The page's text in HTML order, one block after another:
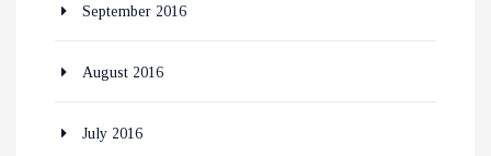
September 2016
August 2016
July 2016